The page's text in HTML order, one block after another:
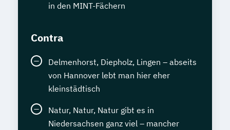
in den MINT-Fächern
Contra
Delmenhorst, Diepholz, Lingen – abseits
von Hannover lebt man hier eher
kleinstädtisch
Natur, Natur, Natur gibt es in
Niedersachsen ganz viel – mancher